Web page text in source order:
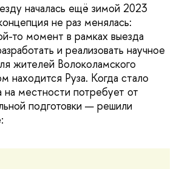
началась ещё зимой 2023
не раз менялась:
то момент в рамках выезда
и реализовать научное
жителей Волоколамского
находится Руза. Когда стало
на местности потребует от
подготовки — решили